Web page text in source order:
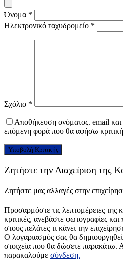
Όνομα *
Ηλεκτρονικό ταχυδρομείο *
Σχόλιο *
Αποθήκευση ονόματος. email και
επόμενη φορά που θα αφήσω
Ζητήστε την Διαχείριση της
Ζητήστε μας αλλαγές στην
Προσαρμόστε τις λεπτομέρειες της
κριτικές, ανεβάστε φωτογραφίες
στους πελάτες τι κάνει την
Ο λογαριασμός σας θα
στοιχεία που θα δώσετε παρακάτω.
παρακαλούμε σύνδεση.